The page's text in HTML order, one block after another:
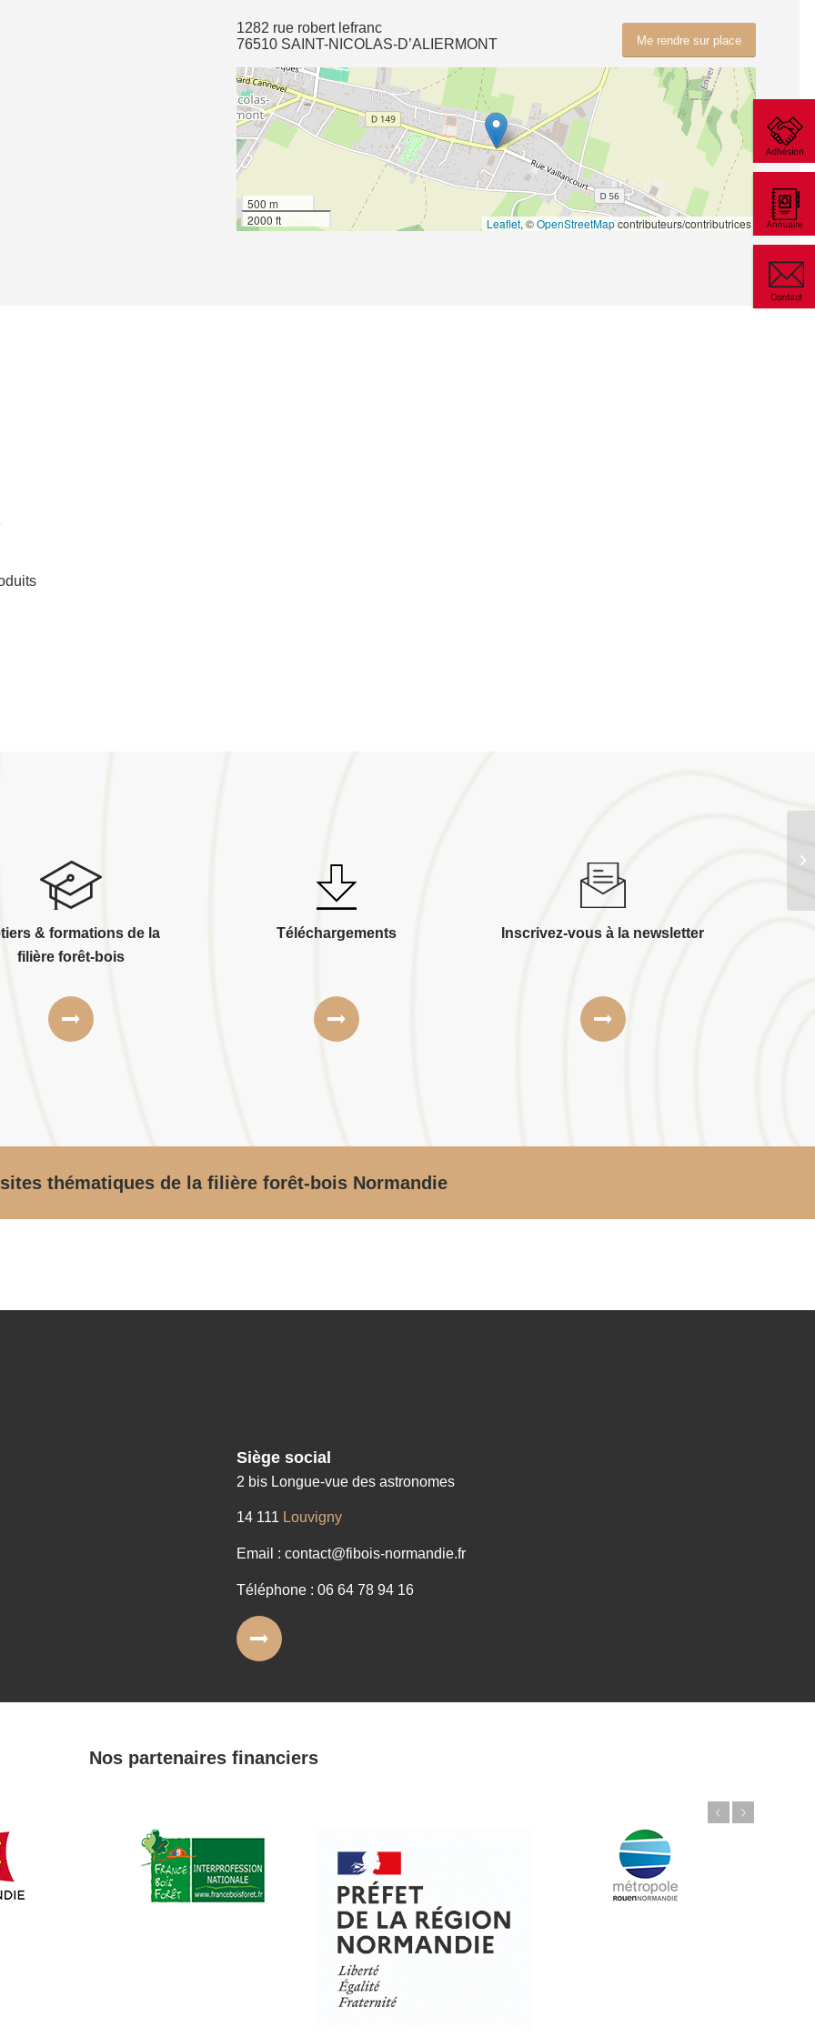
Me rendre sur place
1282 rue robert lefranc
76510 SAINT-NICOLAS-D’ALIERMONT
500 m
2000 ft
Leaflet, ©OpenStreetMapcontributeurs/contributrices
& formations de la
filière forêt-bois
Téléchargements Inscrivez-vous à la newsletter
thématiques de la filière forêt-bois Normandie
Siège social
2 bis Longue-vue des astronomes
14 111 Louvigny
Email : contact@fibois-normandie.fr
Téléphone : 06 64 78 94 16
Nos partenaires financiers